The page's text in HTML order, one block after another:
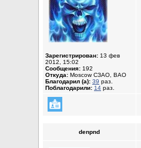
Зарегистрирован: 13 фев
2012, 15:02
Сообщения: 192
Откуда: Moscow СЗАО, ВАО
Благодарил (а): 39 раз.
Поблагодарили: 14 раз.
denpnd